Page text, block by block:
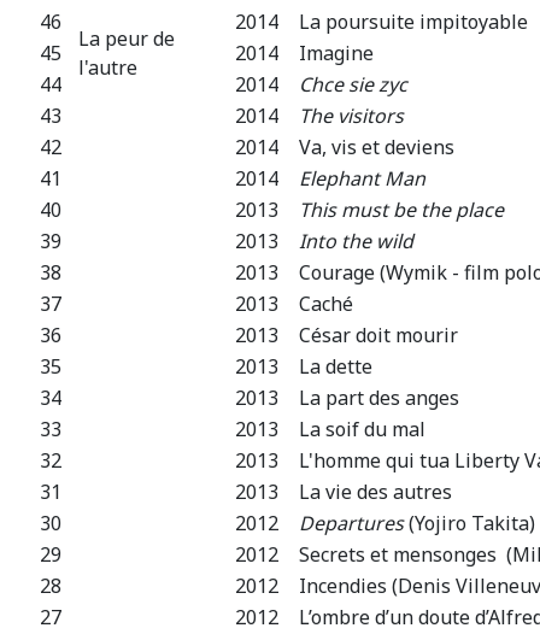
La peur de
l'autre
46
2014
La poursuite impitoyable
45
2014
Imagine
44
2014
Chce sie zyc
43
2014
The visitors
42
2014
Va, vis et deviens
41
2014
Elephant Man
40
2013
This must be the place
39
2013
Into the wild
38
2013
Courage (Wymik - film
37
2013
Caché
36
2013
César doit mourir
35
2013
La dette
34
2013
La part des anges
33
2013
La soif du mal
32
2013
L'homme qui tua Liberty
31
2013
La vie des autres
30
2012 Departures(Yojiro Takita)
29
2012
Secrets et mensonges
28
2012
Incendies (Denis
27
2012
L’ombre d’un doute